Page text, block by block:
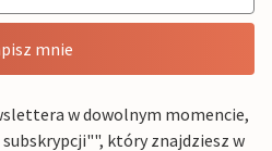
mnie
w dowolnym momencie,
który znajdziesz w